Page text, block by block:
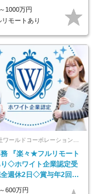
端案件多数
1000万円
リモートあり
『楽々★フルリモート
◇ホワイト企業認定受
週休2日◇賞与年2回
600万円